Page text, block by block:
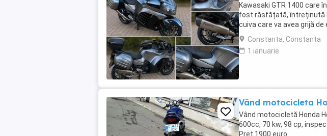
Kawasaki GTR 1400 care
fost răsfățată, întreținută
cuiva care va avea grijă
convinge ea la prima cheie.
Constanta, Constanta
1 ianuarie
Vând motocicleta
Vând motocicletă Honda
600cc, 70 kw, 98 cp,
Preț 1900 euro